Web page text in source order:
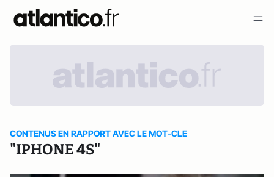
CONTENUS EN RAPPORT AVEC LE MOT-CLE
"IPHONE 4S"